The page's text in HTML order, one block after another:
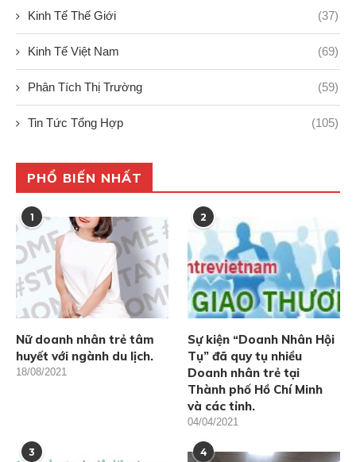
Kinh Tế Thế Giới (37)
Kinh Tế Việt Nam (69)
Phân Tích Thị Trường (59)
Tin Tức Tổng Hợp (105)
PHỔ BIẾN NHẤT
1
Nữ doanh nhân trẻ tâm
huyết với ngành du lịch.
18/08/2021
2
Sự kiện “Doanh Nhân Hội
Tụ” đã quy tụ nhiều
Doanh nhân trẻ tại
Thành phố Hồ Chí Minh
và các tỉnh.
04/04/2021
3 4